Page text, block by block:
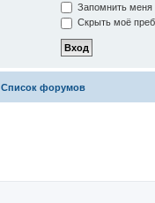
Запомнить меня
Скрыть моё
Список форумов